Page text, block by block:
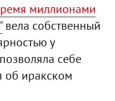
миллионами
вела собственный
у
себе
об иракском